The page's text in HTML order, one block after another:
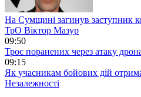
На Сумщині загинув заступник
ТрО Віктор Мазур
09:50
Троє поранених через атаку
09:15
Як учасникам бойових дій
Незалежності